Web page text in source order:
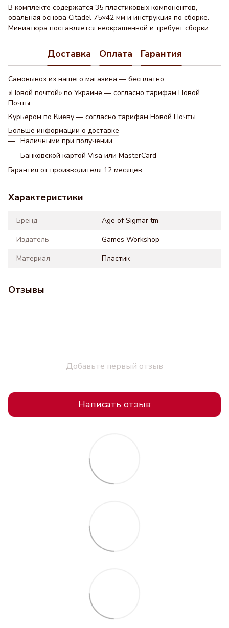
В комплекте содержатся 35 пластиковых компонентов,
овальная основа Citadel 75×42 мм и инструкция по сборке.
Миниатюра поставляется неокрашенной и требует сборки.
Доставка Оплата Гарантия
Самовывоз из нашего магазина — бесплатно.
«Новой почтой» по Украине — согласно тарифам Новой
Почты
Курьером по Киеву — согласно тарифам Новой Почты
Больше информации о доставке
Наличными при получении
Банковской картой Visa или MasterCard
Гарантия от производителя 12 месяцев
Характеристики
Бренд
Age of Sigmar tm
Издатель
Games Workshop
Материал
Пластик
Отзывы
Добавьте первый отзыв
Написать отзыв